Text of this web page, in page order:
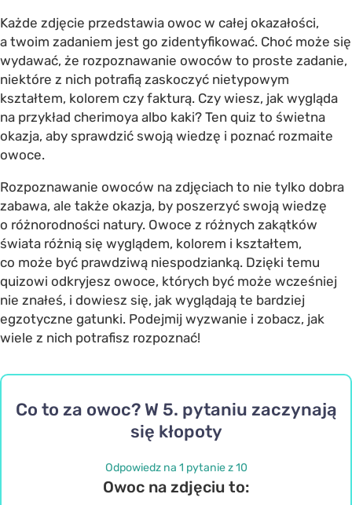
Każde zdjęcie przedstawia owoc w całej okazałości,
a twoim zadaniem jest go zidentyfikować. Choć może się
wydawać, że rozpoznawanie owoców to proste zadanie,
niektóre z nich potrafią zaskoczyć nietypowym
kształtem, kolorem czy fakturą. Czy wiesz, jak wygląda
na przykład cherimoya albo kaki? Ten quiz to świetna
okazja, aby sprawdzić swoją wiedzę i poznać rozmaite
owoce.
Rozpoznawanie owoców na zdjęciach to nie tylko dobra
zabawa, ale także okazja, by poszerzyć swoją wiedzę
o różnorodności natury. Owoce z różnych zakątków
świata różnią się wyglądem, kolorem i kształtem,
co może być prawdziwą niespodzianką. Dzięki temu
quizowi odkryjesz owoce, których być może wcześniej
nie znałeś, i dowiesz się, jak wyglądają te bardziej
egzotyczne gatunki. Podejmij wyzwanie i zobacz, jak
wiele z nich potrafisz rozpoznać!
Co to za owoc? W 5. pytaniu zaczynają
się kłopoty
Odpowiedz na 1 pytanie z 10
Owoc na zdjęciu to: